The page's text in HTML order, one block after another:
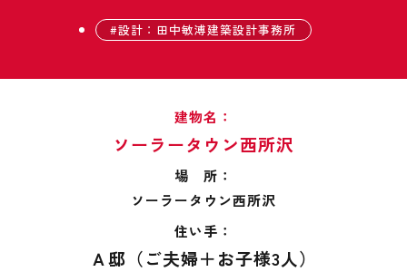
設計：田中敏溥建築設計事務所
建物名：
ソーラータウン西所沢
場 所：
ソーラータウン西所沢
住い手：
Ａ邸（ご夫婦＋お子様3人）